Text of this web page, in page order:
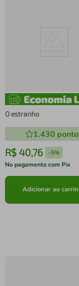
O estranho
1.430
R$ 40,76 -5%
No pagamento com Pix
Adicionar ao